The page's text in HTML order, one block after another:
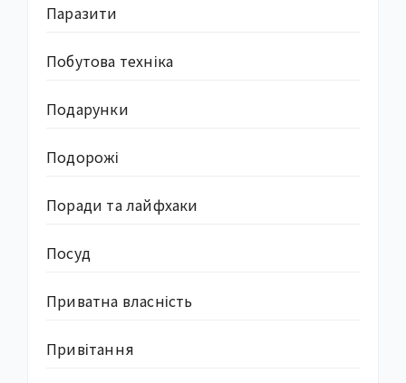
Паразити
Побутова техніка
Подарунки
Подорожі
Поради та лайфхаки
Посуд
Приватна власність
Привітання